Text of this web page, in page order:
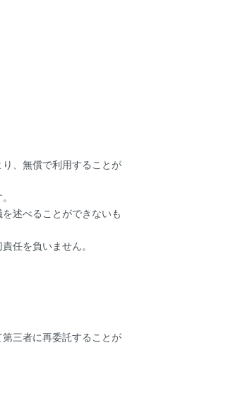
、無償で利用することが
述べることができないも
任を負いません。
三者に再委託することが